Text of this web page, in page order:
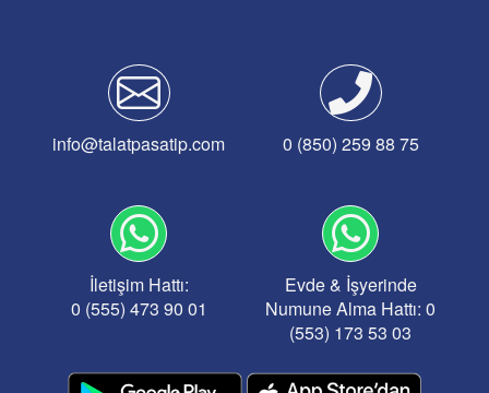
info@talatpasatip.com 0 (850) 259 88 75
İletişim Hattı:
0 (555) 473 90 01
Evde & İşyerinde
Numune Alma Hattı: 0
(553) 173 53 03